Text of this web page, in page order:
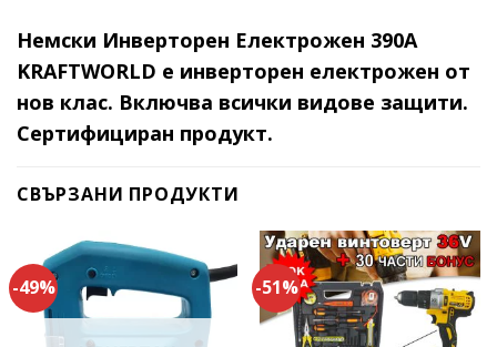
Немски Инверторен Електрожен 390А
KRAFTWORLD е инверторен електрожен от
нов клас. Включва всички видове защити.
Сертифициран продукт.
СВЪРЗАНИ ПРОДУКТИ
-49% -51%